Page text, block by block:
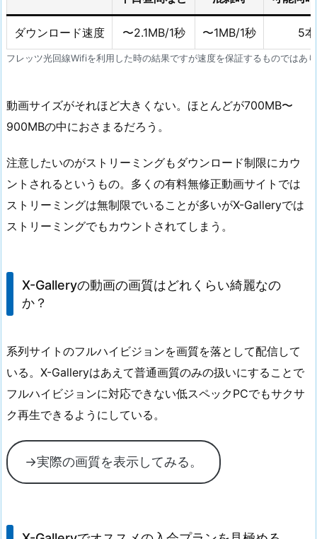
ダウンロード速度 〜2.1MB/1秒 〜1MB/1秒 5本
フレッツ光回線Wifiを利用した時の結果ですが速度を保証するものではあ
動画サイズがそれほど大きくない。ほとんどが700MB〜
900MBの中におさまるだろう。
注意したいのがストリーミングもダウンロード制限にカウ
ントされるというもの。多くの有料無修正動画サイトでは
ストリーミングは無制限でいることが多いがX-Galleryでは
ストリーミングでもカウントされてしまう。
X-Galleryの動画の画質はどれくらい綺麗なの
か？
系列サイトのフルハイビジョンを画質を落として配信して
いる。X-Galleryはあえて普通画質のみの扱いにすることで
フルハイビジョンに対応できない低スペックPCでもサクサ
ク再生できるようにしている。
→実際の画質を表示してみる。